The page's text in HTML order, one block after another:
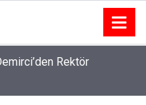
Rektör